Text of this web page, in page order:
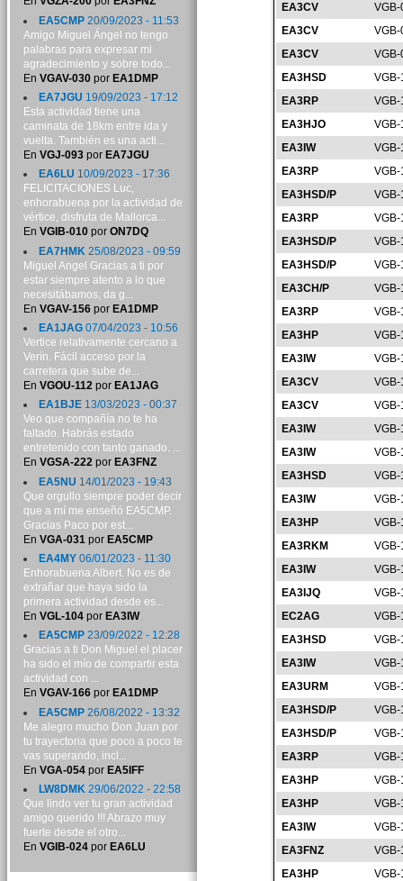
EA3CV
EA3CV
EA3CV
EA3HSD
EA3RP
EA3HJO
EA3IW
EA3RP
EA3HSD/P
EA3RP
EA3HSD/P
EA3HSD/P
EA3CH/P
EA3RP
EA3HP
EA3IW
VGB-
EA3CV
VGB-
EA3CV
VGB-
EA3IW
VGB-
EA3IW
VGB-
EA3HSD
VGB-
EA3IW
VGB-
EA3HP
VGB-
EA3RKM
VGB-
EA3IW
VGB-
EA3IJQ
VGB-
EC2AG
VGB-
EA3HSD
VGB-
EA3IW
VGB-
EA3URM
VGB-
EA3HSD/P
EA3HSD/P
EA3RP
EA3HP
EA3HP
EA3IW
EA3FNZ
EA3HP
EA5CMP20/09/2023 - 11:53
Amigo Miguel Ángel no tengo
palabras para expresar mi
agradecimiento y sobre todo...
En VGAV-030por EA1DMP
EA7JGU 19/09/2023 - 17:12
Esta actividad tiene una
caminata de 18km entre ida y
vuelta. También es una acti...
En VGJ-093por EA7JGU
EA6LU 10/09/2023 - 17:36
FELICITACIONES Luc,
enhorabuena por la actividad de
vértice, disfruta de Mallorca...
En VGIB-010por ON7DQ
EA7HMK 25/08/2023 - 09:59
Miguel Angel Gracias a ti por
estar siempre atento a lo que
necesitábamos, da g...
En VGAV-156por EA1DMP
EA1JAG07/04/2023 - 10:56
Vertice relativamente cercano a
Verín. Fácil acceso por la
carretera que sube de...
En VGOU-112por EA1JAG
EA1BJE13/03/2023 - 00:37
Veo que compañía no te ha
faltado. Habrás estado
entretenido con tanto ganado. ...
En VGSA-222por EA3FNZ
EA5NU 14/01/2023 - 19:43
Que orgullo siempre poder decir
que a mí me enseñó EA5CMP.
Gracias Paco por est...
En VGA-031 por EA5CMP
EA4MY06/01/2023 - 11:30
Enhorabuena Albert. No es de
extrañar que haya sido la
primera actividad desde es...
En VGL-104por EA3IW
EA5CMP23/09/2022 - 12:28
Gracias a ti Don Miguel el placer
ha sido el mío de compartir esta
actividad con ...
En VGAV-166por EA1DMP
EA5CMP26/08/2022 - 13:32
Me alegro mucho Don Juan por
tu trayectoria que poco a poco te
vas superando, incl...
En VGA-054por EA5IFF
LW8DMK29/06/2022 - 22:58
Que lindo ver tu gran actividad
amigo querido !!! Abrazo muy
fuerte desde el otro...
En VGIB-024por EA6LU